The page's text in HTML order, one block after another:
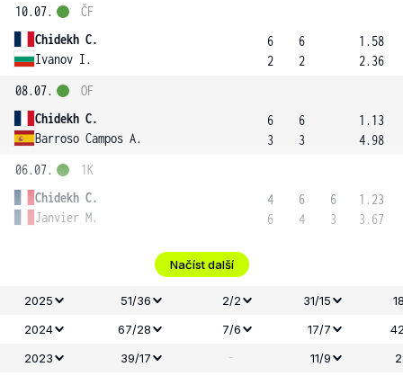
10.07.
Chidekh C.
Ivanov I.
ČF
6
2
6
2
1.58
2.36
08.07.
Chidekh C.
Barroso Campos A.
OF
6
3
6
3
1.13
4.98
06.07.
Chidekh C.
Janvier M.
1K
4
6
6
4
6
3
1.23
3.67
Načíst další
2025 51/36 2/2 31/15
2024
67/28 7/6 17/7
2023
39/17 - 11/9